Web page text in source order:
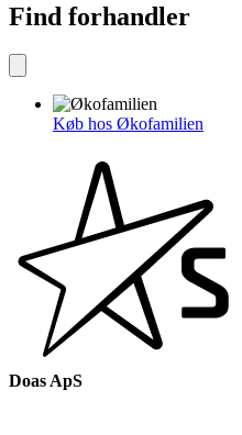
Find forhandler
Køb hos Økofamilien
Doas ApS